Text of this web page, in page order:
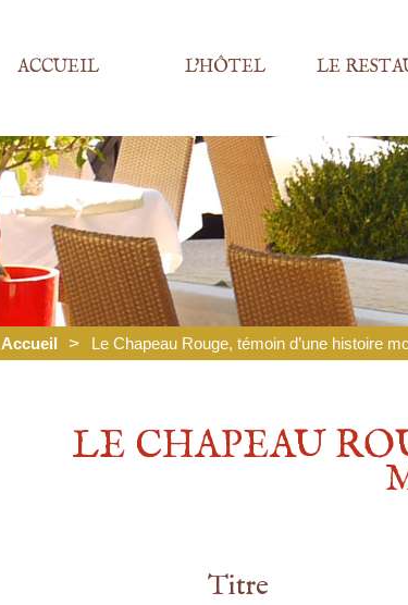
ACCUEIL L'HÔTEL LE
Accueil Le Chapeau Rouge, témoin d’une histoire
LE CHAPEAU
Titre